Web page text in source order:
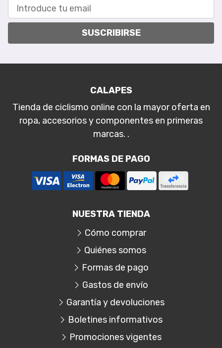
SUSCRIBIRSE
CALAPES
Tienda de ciclismo online con la mayor oferta en
ropa, accesorios y componentes en primeras
marcas. .
FORMAS DE PAGO
NUESTRA TIENDA
Cómo comprar
Quiénes somos
Formas de pago
Gastos de envío
Garantía y devoluciones
Boletines informativos
Promociones vigentes